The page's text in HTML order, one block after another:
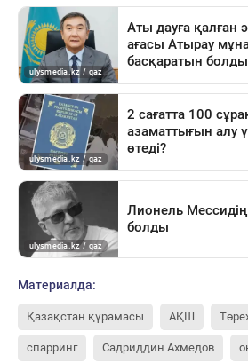
Материалда:
Қазақстан құрамасы АҚШ
спарринг Садриддин Ахмедов